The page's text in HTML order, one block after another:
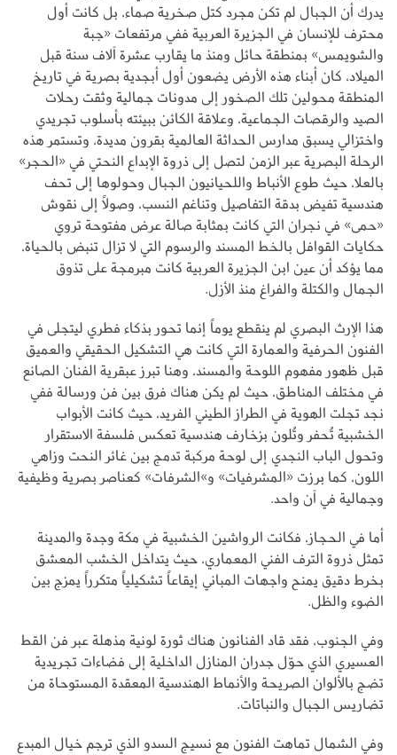
يدرك أن الجبال لم تكن مجرد كتل صخرية صماء، بل كانت أول
محترف للإنسان في الجزيرة العربية ففي مرتفعات «جبة
والشويمس» بمنطقة حائل ومنذ ما يقارب عشرة آلاف سنة قبل
الميلاد، كان أبناء هذه الأرض يضعون أول أبجدية بصرية في تاريخ
المنطقة محولين تلك الصخور إلى مدونات جمالية وثقت رحلات
الصيد والرقصات الجماعية، وعلاقة الكائن ببيئته بأسلوب تجريدي
واختزالي يسبق مدارس الحداثة العالمية بقرون مديدة، وتستمر هذه
الرحلة البصرية عبر الزمن لتصل إلى ذروة الإبداع النحتي في «الحجر»
بالعلا، حيث طوع الأنباط واللحيانيون الجبال وحولوها إلى تحف
هندسية تفيض بدقة التفاصيل وتناغم النسب، وصولاً إلى نقوش
«حمى» في نجران التي كانت بمثابة صالة عرض مفتوحة تروي
حكايات القوافل بالخط المسند والرسوم التي لا تزال تنبض بالحياة،
مما يؤكد أن عين ابن الجزيرة العربية كانت مبرمجة على تذوق
الجمال والكتلة والفراغ منذ الأزل.
هذا الإرث البصري لم ينقطع يوماً إنما تحور بذكاء فطري ليتجلى في
الفنون الحرفية والعمارة التي كانت هي التشكيل الحقيقي والعميق
قبل ظهور مفهوم اللوحة والمسند، وهنا تبرز عبقرية الفنان الصانع
في مختلف المناطق، حيث لم يكن هناك فرق بين فن ورسالة ففي
نجد تجلت الهوية في الطراز الطيني الفريد، حيث كانت الأبواب
الخشبية تُحفر وتُلون بزخارف هندسية تعكس فلسفة الاستقرار
وتحول الباب النجدي إلى لوحة مركبة تدمج بين غائر النحت وزاهي
اللون، كما برزت «المشرفيات» و»الشرفات» كعناصر بصرية وظيفية
وجمالية في آن واحد.
أما في الحجاز، فكانت الرواشين الخشبية في مكة وجدة والمدينة
تمثل ذروة الترف الفني المعماري، حيث يتداخل الخشب المعشق
بخرط دقيق يمنح واجهات المباني إيقاعاً تشكيلياً متكرراً يمزج بين
الضوء والظل.
وفي الجنوب، فقد قاد الفنانون هناك ثورة لونية مذهلة عبر فن القط
العسيري الذي حوّل جدران المنازل الداخلية إلى فضاءات تجريدية
تضج بالألوان الصريحة والأنماط الهندسية المعقدة المستوحاة من
تضاريس الجبال والنباتات.
وفي الشمال تماهت الفنون مع نسيج السدو الذي ترجم خيال المبدع